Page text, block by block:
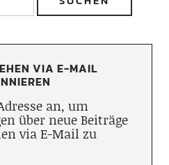
VIA E-MAIL
an, um
über neue Beiträge
via E-Mail zu